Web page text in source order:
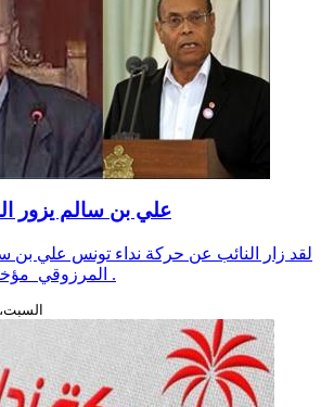
علي بن سالم يزور
لقد زار النائب عن حركة نداء تونس علي بن
المرزوقي مؤخرا إلى منزله بسوسة .
السبت، 17 جانفي، 2015 - 08:30